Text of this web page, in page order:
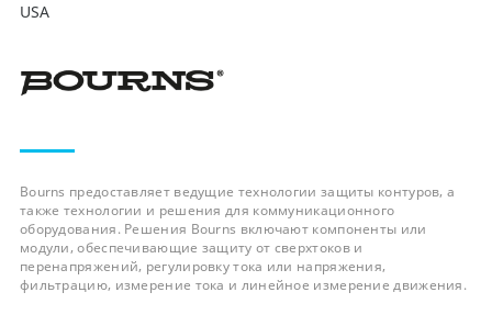
USA
Bourns предоставляет ведущие технологии защиты контуров, а
также технологии и решения для коммуникационного
оборудования. Решения Bourns включают компоненты или
модули, обеспечивающие защиту от сверхтоков и
перенапряжений, регулировку тока или напряжения,
фильтрацию, измерение тока и линейное измерение движения.